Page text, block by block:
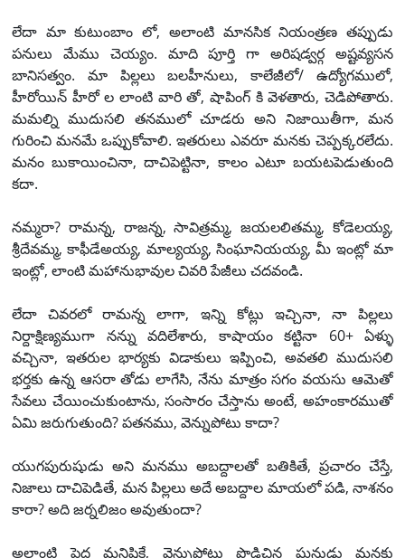
లేదా మా కుటుంబాం లో, అలాంటి మానసిక నియంత్రణ తప్పుడు
పనులు మేము చెయ్యం. మాది పూర్తి గా అరిషడ్వర్గ అష్టవ్యసన
బానిసత్వం. మా పిల్లలు బలహీనులు, కాలేజీలో/ ఉద్యోగములో,
హీరోయిన్ హీరో ల లాంటి వారి తో, షాపింగ్ కి వెళతారు, చెడిపోతారు.
మమల్ని ముదుసలి తనములో చూడరు అని నిజాయితీగా, మన
గురించి మనమే ఒప్పుకోవాలి. ఇతరులు ఎవరూ మనకు చెప్పక్కరలేదు.
మనం బుకాయించినా, దాచిపెట్టినా, కాలం ఎటూ బయటపెడుతుంది
కదా.
నమ్మరా? రామన్న, రాజన్న, సావిత్రమ్మ, జయలలితమ్మ, కోడెలయ్య,
శ్రీదేవమ్మ‌‌‌, కాఫీడేఅయ్య, మాల్యయ్య, సింఘానియయ్య, మీ ఇంట్లో మా
ఇంట్లో, లాంటి మహానుభావుల చివరి పేజీలు చదవండి.
లేదా చివరలో రామన్న లాగా, ఇన్ని కోట్లు ఇచ్చినా, నా పిల్లలు
నిర్దాక్షిణ్యముగా నన్ను వదిలేశారు, కాషాయం కట్టినా 60+ ఏళ్ళు
వచ్చినా, ఇతరుల భార్యకు విడాకులు ఇప్పించి, అవతలి ముదుసలి
భర్తకు ఉన్న ఆసరా తోడు లాగేసి, నేను మాత్రం సగం వయసు ఆమెతో
సేవలు చేయించుకుంటాను, సంసారం చేస్తాను అంటే, అహంకారముతో
ఏమి జరుగుతుంది? పతనము, వెన్నుపోటు కాదా?
యుగపురుషుడు అని మనము అబద్దాలతో బతికితే, ప్రచారం చేస్తే,
నిజాలు దాచిపెడితే, మన పిల్లలు అదే అబద్దాల మాయలో పడి, నాశనం
కారా? అది జర్నలిజం అవుతుందా?
అలాంటి పెద్ద మనిషికే, వెన్నుపోటు పొడిచిన ఘనుడు మనకు